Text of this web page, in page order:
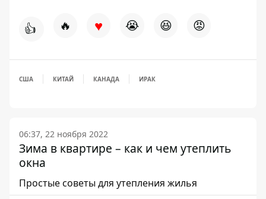
👍 🔥 ♥ 😭 😆 😡
США КИТАЙ КАНАДА ИРАК
06:37, 22 ноября 2022
Зима в квартире – как и чем утеплить
окна
Простые советы для утепления жилья